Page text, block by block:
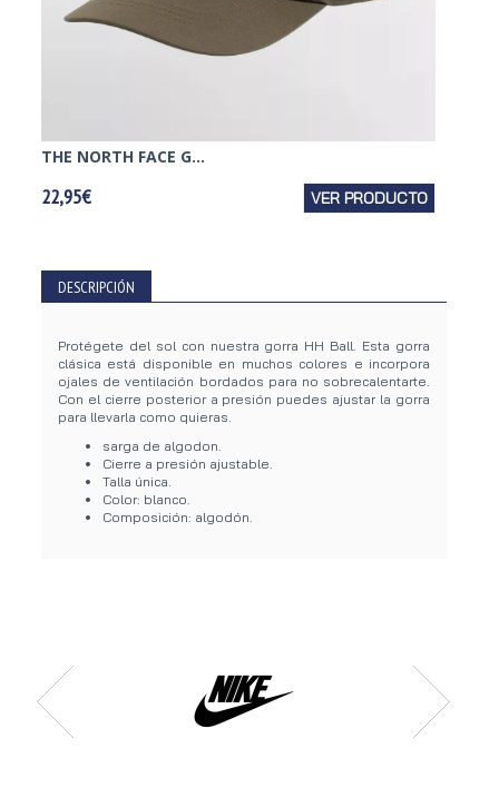
THE NORTH FACE G...
22,95€ VER PRODUCTO
DESCRIPCIÓN
Protégete del sol con nuestra gorra HH Ball. Esta gorra
clásica está disponible en muchos colores e incorpora
ojales de ventilación bordados para no sobrecalentarte.
Con el cierre posterior a presión puedes ajustar la gorra
para llevarla como quieras.
sarga de algodon.
Cierre a presión ajustable.
Talla única.
Color: blanco.
Composición: algodón.